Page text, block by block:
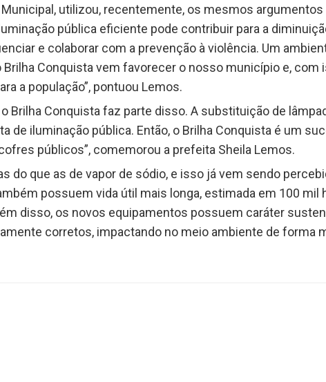
utilizou, recentemente, os mesmos argumentos
pública eficiente pode contribuir para a
e colaborar com a prevenção à violência. Um
Conquista vem favorecer o nosso município e, com
a população”, pontuou Lemos.
Brilha Conquista faz parte disso. A substituição de
de iluminação pública. Então, o Brilha Conquista é um
públicos”, comemorou a prefeita Sheila Lemos.
do que as de vapor de sódio, e isso já vem sendo
possuem vida útil mais longa, estimada em 100 mil
disso, os novos equipamentos possuem caráter
corretos, impactando no meio ambiente de forma